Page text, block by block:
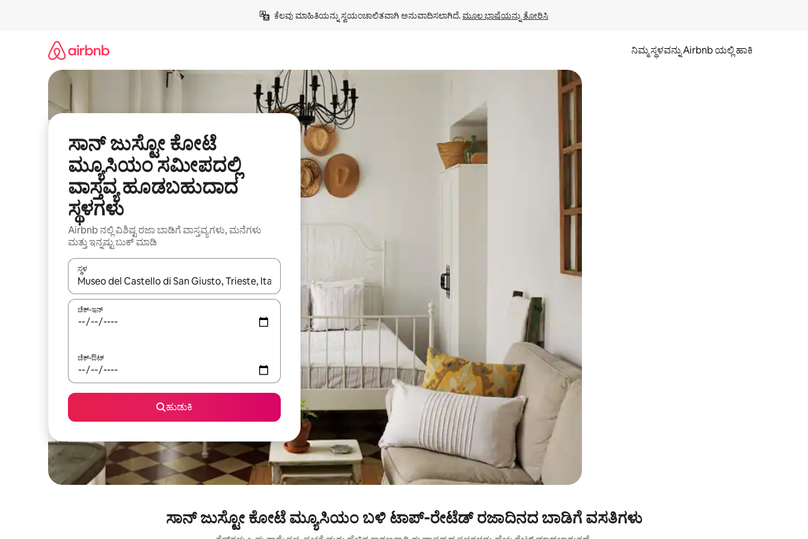
ಕೆಲವು ಮಾಹಿತಿಯನ್ನು ಸ್ವಯಂಚಾಲಿತವಾಗಿ ಅನುವಾದಿಸಲಾಗಿದೆ. ಮೂಲ ಭಾಷೆಯನ್ನು ತೋರಿಸಿ
ನಿಮ್ಮ ಸ್ಥಳವನ್ನು Airbnb ಯಲ್ಲಿ ಹಾಕಿ
ಸಾನ್ ಜುಸ್ಟೋ ಕೋಟೆ
ಮ್ಯೂಸಿಯಂ ಸಮೀಪದಲ್ಲಿ
ವಾಸ್ತವ್ಯ ಹೂಡಬಹುದಾದ
ಸ್ಥಳಗಳು
Airbnb ನಲ್ಲಿ ವಿಶಿಷ್ಟ ರಜಾ ಬಾಡಿಗೆ ವಾಸ್ತವ್ಯಗಳು, ಮನೆಗಳು
ಮತ್ತು ಇನ್ನಷ್ಟು ಬುಕ್ ಮಾಡಿ
ಸ್ಥಳ
ಫಲಿತಾಂಶಗಳು ಲಭ್ಯವಿರುವಾಗ, ಅಪ್ ಮತ್ತು ಡೌನ್ ಬಾಣದ ಕೀಲಿಗಳೊಂದಿಗೆ ನ್ಯಾವಿಗೇಟ್ ಮಾಡಿ ಅಥವಾ ಸ್ಪರ್ಶ ಅಥವಾ ಸ್ವೈಪ್ ಗೆಸ್ಚರ್‌ಗಳ ಮೂಲಕ ಅನ್ವೇಷಿಸಿ.
ಚೆಕ್-ಇನ್
ಚೆಕ್-ಔಟ್
ಹುಡುಕಿ
ಸಾನ್ ಜುಸ್ಟೋ ಕೋಟೆ ಮ್ಯೂಸಿಯಂ ಬಳಿ ಟಾಪ್-ರೇಟೆಡ್ ರಜಾದಿನದ ಬಾಡಿಗೆ ವಸತಿಗಳು